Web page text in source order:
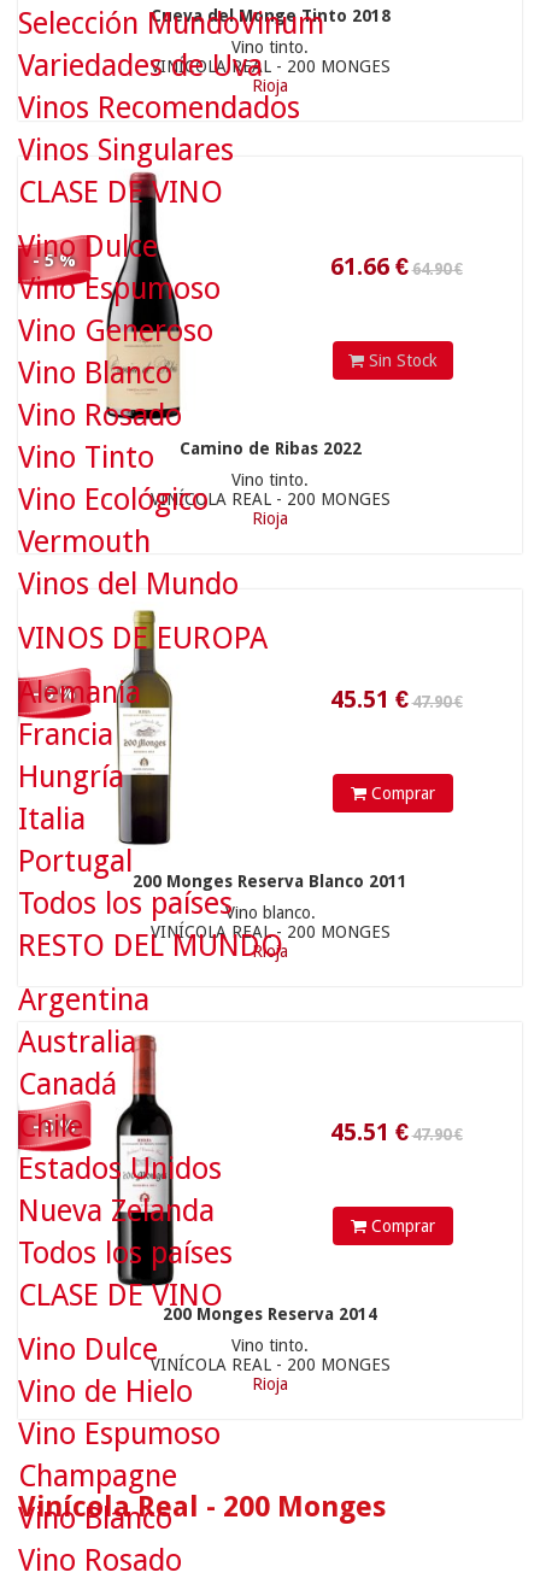
Cueva del Monge Tinto 2018
Vino tinto.
VINÍCOLA REAL - 200 MONGES
Rioja
- 5 %
Sin Stock
Camino de Ribas 2022
Vino tinto.
VINÍCOLA REAL - 200 MONGES
Rioja
- 5 %
Comprar
200 Monges Reserva Blanco 2011
Vino blanco.
VINÍCOLA REAL - 200 MONGES
Rioja
- 5 %
45.51€
Comprar
200 Monges Reserva 2014
Vino tinto.
VINÍCOLA REAL - 200 MONGES
Rioja
Vinícola Real - 200 Monges
Selección MundoVinum
Variedades de Uva
Vinos Recomendados
Vinos Singulares
CLASE DE VINO
Vino Dulce
Vino Espumoso
Vino Generoso
Vino Blanco
Vino Rosado
Vino Tinto
Vino Ecológico
Vermouth
Vinos del Mundo
VINOS DE EUROPA
Alemania
Francia
Hungría
Italia
Portugal
Todos los países
RESTO DEL MUNDO
Argentina
Australia
Canadá
Chile
Estados Unidos
Nueva Zelanda
Todos los países
CLASE DE VINO
Vino Dulce
Vino de Hielo
Vino Espumoso
Champagne
Vino Blanco
Vino Rosado